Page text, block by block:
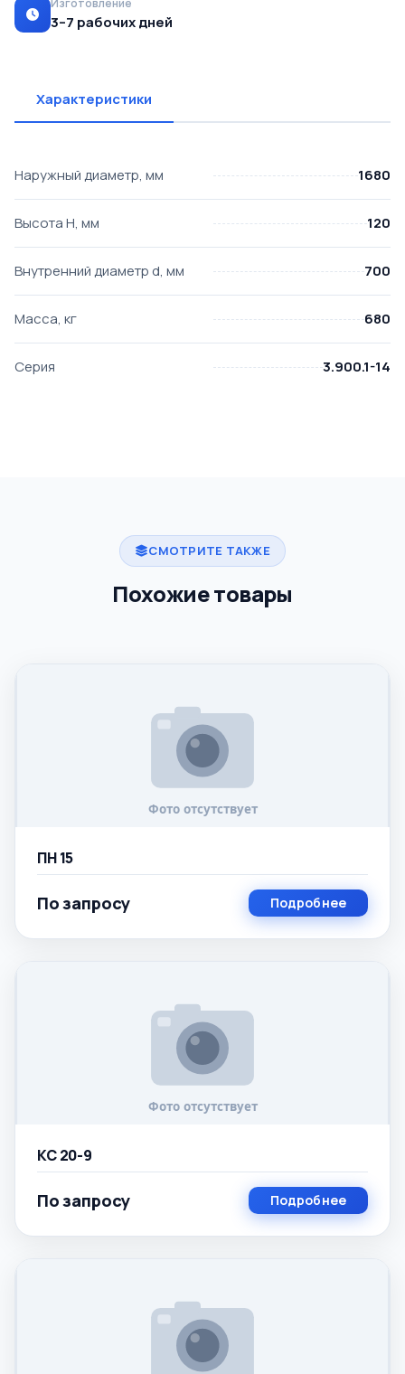
Изготовление
3–7 рабочих дней
Характеристики
Наружный диаметр, мм 1680
Высота H, мм 120
Внутренний диаметр d, мм 700
Масса, кг 680
Серия 3.900.1-14
СМОТРИТЕ ТАКЖЕ
Похожие товары
ПН 15
По запросу Подробнее
КС 20-9
По запросу Подробнее